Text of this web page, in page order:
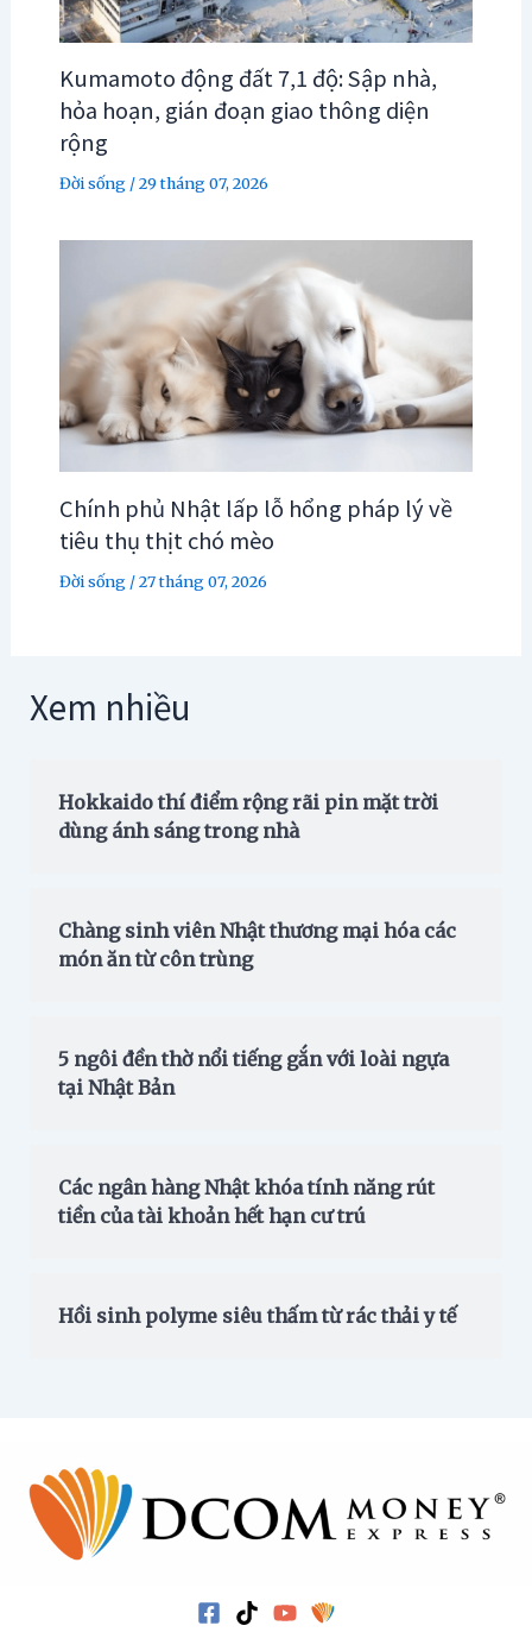
Kumamoto động đất 7,1 độ: Sập nhà,
hỏa hoạn, gián đoạn giao thông diện
rộng
Đời sống/29 tháng 07, 2026
Chính phủ Nhật lấp lỗ hổng pháp lý về
tiêu thụ thịt chó mèo
Đời sống/27 tháng 07, 2026
Xem nhiều
Hokkaido thí điểm rộng rãi pin mặt trời
dùng ánh sáng trong nhà
Chàng sinh viên Nhật thương mại hóa các
món ăn từ côn trùng
5 ngôi đền thờ nổi tiếng gắn với loài ngựa
tại Nhật Bản
Các ngân hàng Nhật khóa tính năng rút
tiền của tài khoản hết hạn cư trú
Hồi sinh polyme siêu thấm từ rác thải y tế